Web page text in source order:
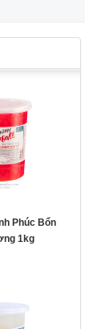
Phúc Bổn
1kg